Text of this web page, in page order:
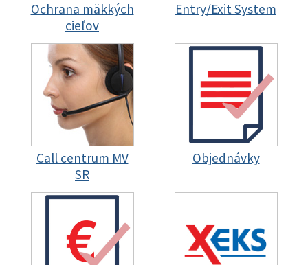
Ochrana mäkkých
cieľov
Entry/Exit System
Call centrum MV
SR
Objednávky